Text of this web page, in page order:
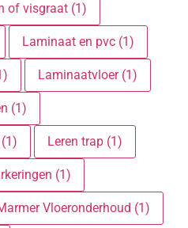
of visgraat (1)
Laminaat en pvc (1)
Laminaatvloer (1)
(1)
Leren trap (1)
(1)
Vloeronderhoud (1)